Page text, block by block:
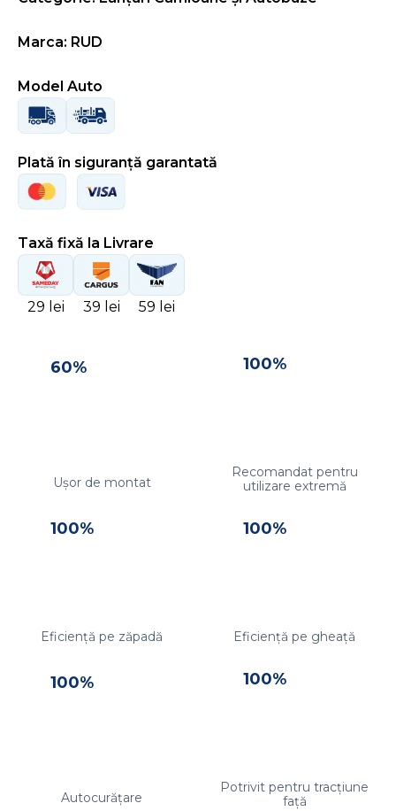
Marca: RUD
Model Auto
Plată în siguranță garantată
Taxă fixă la Livrare
29 lei 39 lei 59 lei
60%
Ușor de montat
100%
Recomandat pentru
utilizare extremă
100%
Eficiență pe zăpadă
100%
Eficiență pe gheață
100%
Autocurățare
100%
Potrivit pentru tracțiune
față